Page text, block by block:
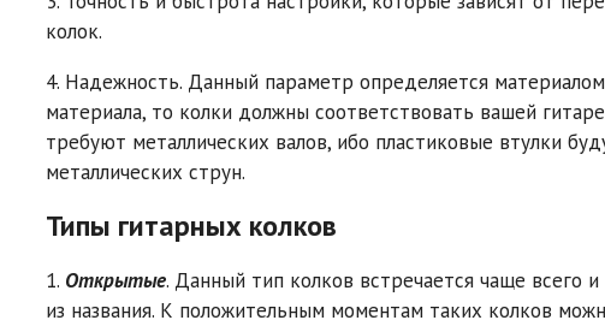
колок.
4. Надежность. Данный параметр определяется
материала, то колки должны соответствовать вашей
требуют металлических валов, ибо пластиковые втулки
металлических струн.
Типы гитарных колков
1. Открытые. Данный тип колков встречается чаще всего
из названия. К положительным моментам таких колков